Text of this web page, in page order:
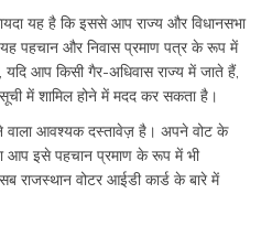
यह है कि इससे आप राज्य और विधानसभा
पहचान और निवास प्रमाण पत्र के रूप में
आप किसी गैर-अधिवास राज्य में जाते हैं,
में शामिल होने में मदद कर सकता है।
वाला आवश्यक दस्तावेज़ है। अपने वोट के
आप इसे पहचान प्रमाण के रूप में भी
राजस्थान वोटर आईडी कार्ड के बारे में